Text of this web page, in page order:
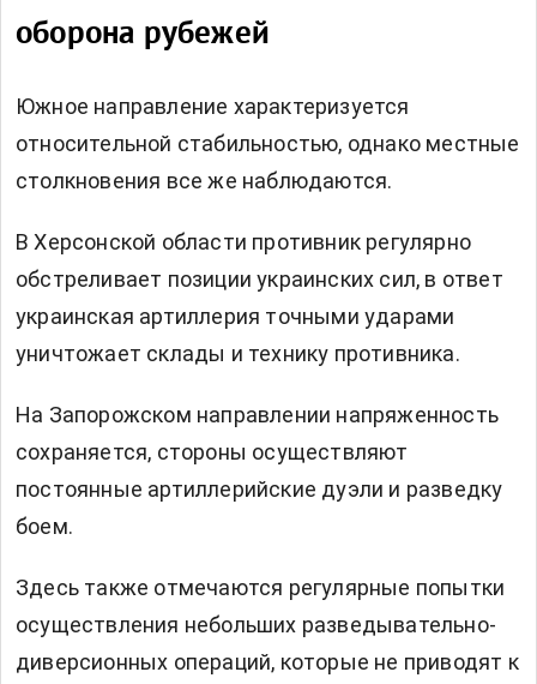
оборона рубежей
Южное направление характеризуется
относительной стабильностью, однако местные
столкновения все же наблюдаются.
В Херсонской области противник регулярно
обстреливает позиции украинских сил, в ответ
украинская артиллерия точными ударами
уничтожает склады и технику противника.
На Запорожском направлении напряженность
сохраняется, стороны осуществляют
постоянные артиллерийские дуэли и разведку
боем.
Здесь также отмечаются регулярные попытки
осуществления небольших разведывательно-
диверсионных операций, которые не приводят к